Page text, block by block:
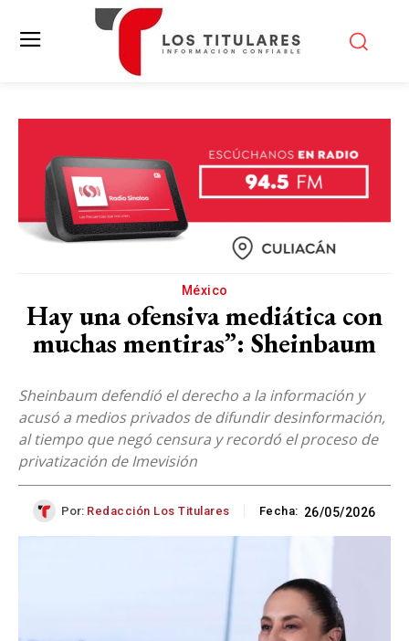
México
Hay una ofensiva mediática con
muchas mentiras”: Sheinbaum
Sheinbaum defendió el derecho a la información y
acusó a medios privados de difundir desinformación,
al tiempo que negó censura y recordó el proceso de
privatización de Imevisión
Por: Redacción Los Titulares Fecha: 26/05/2026